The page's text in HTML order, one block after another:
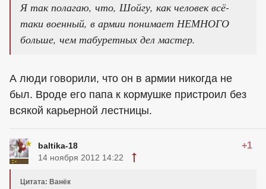
Я так полагаю, что, Шойгу, как человек всё-
таки военный, в армии понимает НЕМНОГО
больше, чем табуретных дел мастер.
А люди говорили, что он в армии никогда не
был. Вроде его папа к кормушке пристроил без
всякой карьерной лестницы.
baltika-18 +1
14 ноября 2012 14:22
Цитата: Ванёк